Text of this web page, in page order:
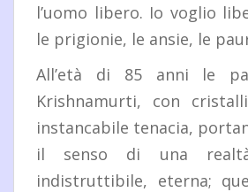
l’uomo libero. Io voglio
le prigionie, le ansie, le
All’età di 85 anni le
Krishnamurti, con
instancabile tenacia,
il senso di una realtà
indistruttibile, eterna;